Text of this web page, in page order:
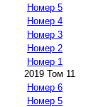
Номер 5
Номер 4
Номер 3
Номер 2
Номер 1
2019 Том 11
Номер 6
Номер 5